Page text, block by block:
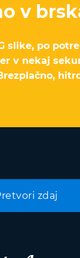
v
slike, po
v nekaj
zdaj